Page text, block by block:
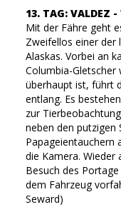
13. TAG: VALDEZ
Mit der Fähre geht
Zweifellos einer der
Alaskas. Vorbei an
Columbia-Gletscher
überhaupt ist, führt
entlang. Es
zur
neben den putzigen
Papageientauchern
die Kamera. Wieder
Besuch des
dem Fahrzeug
Seward)